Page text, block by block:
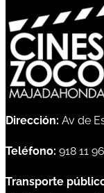
Dirección: Av de
Teléfono: 918 11
Transporte